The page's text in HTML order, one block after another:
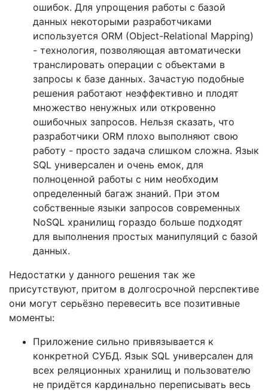
ошибок. Для упрощения работы с базой
данных некоторыми разработчиками
используется ORM (Object-Relational Mapping)
- технология, позволяющая автоматически
транслировать операции с объектами в
запросы к базе данных. Зачастую подобные
решения работают неэффективно и плодят
множество ненужных или откровенно
ошибочных запросов. Нельзя сказать, что
разработчики ORM плохо выполняют свою
работу - просто задача слишком сложна. Язык
SQL универсален и очень емок, для
полноценной работы с ним необходим
определенный багаж знаний. При этом
собственные языки запросов современных
NoSQL хранилищ гораздо больше подходят
для выполнения простых манипуляций с базой
данных.
Недостатки у данного решения так же
присутствуют, притом в долгосрочной перспективе
они могут серьёзно перевесить все позитивные
моменты:
Приложение сильно привязывается к
конкретной СУБД. Язык SQL универсален для
всех реляционных хранилищ и пользователю
не придётся кардинально переписывать весь